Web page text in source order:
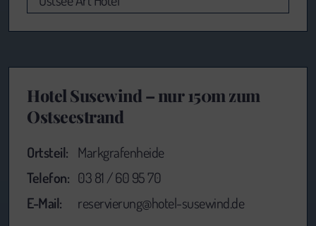
Hotel Susewind – nur 150m zum
Ostseestrand
Ortsteil: Markgrafenheide
Telefon: 03 81 / 60 95 70
E-Mail:
reservierung@hotel-susewind.de